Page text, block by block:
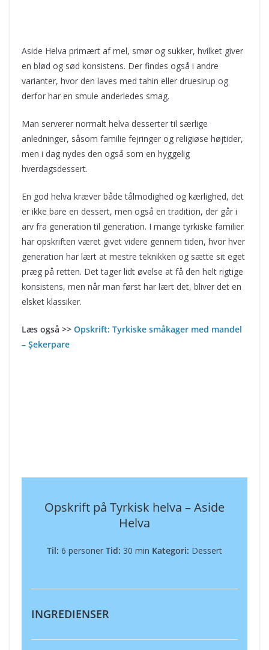
Aside Helva primært af mel, smør og sukker, hvilket giver
en blød og sød konsistens. Der findes også i andre
varianter, hvor den laves med tahin eller druesirup og
derfor har en smule anderledes smag.
Man serverer normalt helva desserter til særlige
anledninger, såsom familie fejringer og religiøse højtider,
men i dag nydes den også som en hyggelig
hverdagsdessert.
En god helva kræver både tålmodighed og kærlighed, det
er ikke bare en dessert, men også en tradition, der går i
arv fra generation til generation. I mange tyrkiske familier
har opskriften været givet videre gennem tiden, hvor hver
generation har lært at mestre teknikken og sætte sit eget
præg på retten. Det tager lidt øvelse at få den helt rigtige
konsistens, men når man først har lært det, bliver det en
elsket klassiker.
Læs også >> Opskrift: Tyrkiske småkager med mandel
– Şekerpare
Opskrift på Tyrkisk helva – Aside
Helva
Til: 6 personer Tid: 30 min Kategori: Dessert
INGREDIENSER